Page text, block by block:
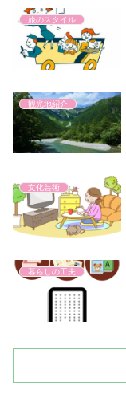
旅のスタイル
観光地紹介
文化芸術
暮らしの工夫